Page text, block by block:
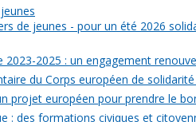
de jeunes - pour un été 2026
2023-2025 : un engagement
du Corps européen de solidarité
projet européen pour prendre le
: des formations civiques et